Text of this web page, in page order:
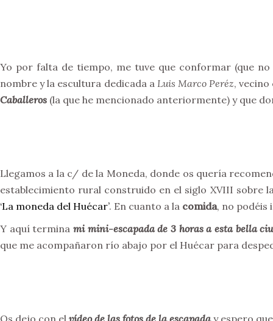
Yo por falta de tiempo, me tuve que conformar (que
nombre y la escultura dedicada a Luis Marco Peréz,
Caballeros (la que he mencionado anteriormente) y que
Llegamos a la c/ de la Moneda, donde os quería
establecimiento rural construido en el siglo XVIII sobre
‘La moneda del Huécar’. En cuanto a la comida, no podéis
Y aquí termina mi mini-escapada de 3 horas a esta bella
que me acompañaron río abajo por el Huécar para
Os dejo con el vídeo de las fotos de la escapaday espero